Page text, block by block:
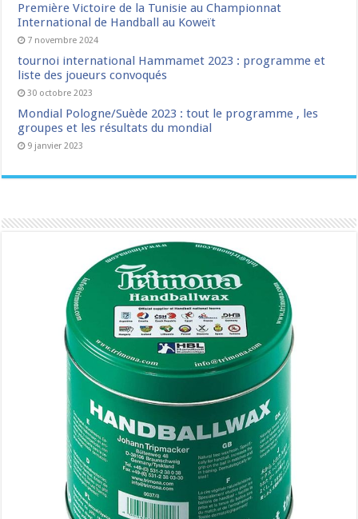
Première Victoire de la Tunisie au Championnat
International de Handball au Koweït
7 novembre 2024
tournoi international Hammamet 2023 : programme et
liste des joueurs convoqués
30 octobre 2023
Mondial Pologne/Suède 2023 : tout le programme , les
groupes et les résultats du mondial
9 janvier 2023